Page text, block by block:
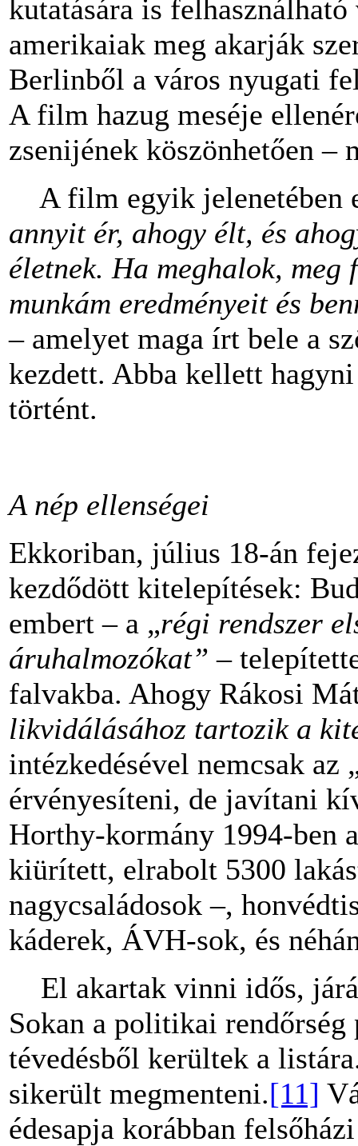
kutatására is
amerikaiak meg akarják
Berlinből a város nyugati
A film hazug meséje
zsenijének köszönhetően –
A film egyik jelenetében
annyit ér, ahogy élt, és
életnek. Ha meghalok,
munkám eredményeit és
– amelyet maga írt bele a
kezdett. Abba kellett
történt.
A nép ellenségei
Ekkoriban, július 18-án
kezdődött kitelepítések:
embert – a „régi rendszer
áruhalmozókat” –
falvakba. Ahogy Rákosi
likvidálásához tartozik a
intézkedésével nemcsak az
érvényesíteni, de javítani
Horthy-kormány 1994-ben
kiürített, elrabolt 5300
nagycsaládosok –,
káderek, ÁVH-sok, és
El akartak vinni idős,
Sokan a politikai
tévedésből kerültek a
sikerült megmenteni.[11]
édesapja korábban